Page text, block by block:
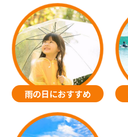
雨の日におすすめ